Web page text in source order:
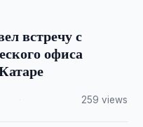
встречу с
офиса
259 views